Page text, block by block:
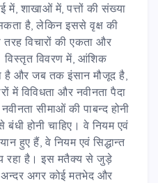
में, शाखाओं में, पत्तों की संख्या
है, लेकिन इससे वृक्ष की
विचारों की एकता और
विस्तृत विवरण में, आंशिक
है और जब तक इंसान मौजूद है,
में विविधता और नवीनता पैदा
सीमाओं की पाबन्द होनी
होनी चाहिए। वे नियम एवं
हुए हैं, वे नियम एवं सिद्धान्त
रहा है। इस मतैक्य से जुड़े
अगर कोई मतभेद और